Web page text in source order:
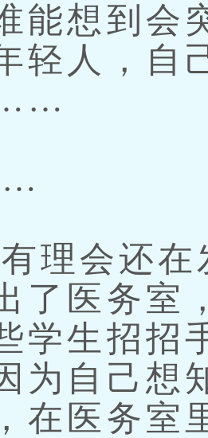
能想到会
轻人，自
理会还在
了医务室
学生招招
为自己想
在医务室